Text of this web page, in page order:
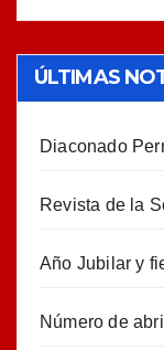
ÚLTIMAS
Diaconado
Revista de la
Año Jubilar y
Número de